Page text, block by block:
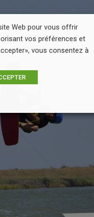
Web pour vous offrir
vos préférences et
vous consentez à